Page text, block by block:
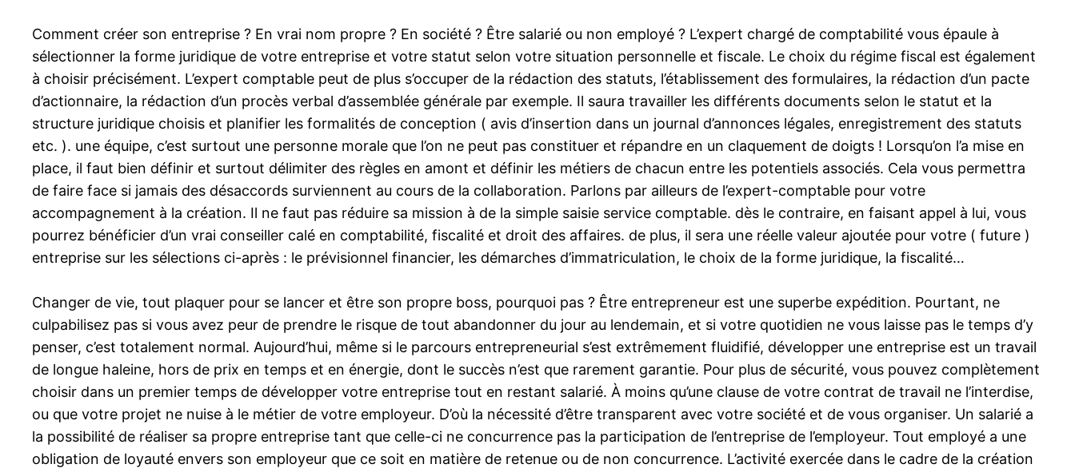
Comment créer son entreprise ? En vrai nom propre ? En société ? Être salarié ou non employé ? L’expert chargé de comptabilité vous épaule à
sélectionner la forme juridique de votre entreprise et votre statut selon votre situation personnelle et fiscale. Le choix du régime fiscal est également
à choisir précisément. L’expert comptable peut de plus s’occuper de la rédaction des statuts, l’établissement des formulaires, la rédaction d’un pacte
d’actionnaire, la rédaction d’un procès verbal d’assemblée générale par exemple. Il saura travailler les différents documents selon le statut et la
structure juridique choisis et planifier les formalités de conception ( avis d’insertion dans un journal d’annonces légales, enregistrement des statuts
etc. ). une équipe, c’est surtout une personne morale que l’on ne peut pas constituer et répandre en un claquement de doigts ! Lorsqu’on l’a mise en
place, il faut bien définir et surtout délimiter des règles en amont et définir les métiers de chacun entre les potentiels associés. Cela vous permettra
de faire face si jamais des désaccords surviennent au cours de la collaboration. Parlons par ailleurs de l’expert-comptable pour votre
accompagnement à la création. Il ne faut pas réduire sa mission à de la simple saisie service comptable. dès le contraire, en faisant appel à lui, vous
pourrez bénéficier d’un vrai conseiller calé en comptabilité, fiscalité et droit des affaires. de plus, il sera une réelle valeur ajoutée pour votre ( future )
entreprise sur les sélections ci-après : le prévisionnel financier, les démarches d’immatriculation, le choix de la forme juridique, la fiscalité…
Changer de vie, tout plaquer pour se lancer et être son propre boss, pourquoi pas ? Être entrepreneur est une superbe expédition. Pourtant, ne
culpabilisez pas si vous avez peur de prendre le risque de tout abandonner du jour au lendemain, et si votre quotidien ne vous laisse pas le temps d’y
penser, c’est totalement normal. Aujourd’hui, même si le parcours entrepreneurial s’est extrêmement fluidifié, développer une entreprise est un travail
de longue haleine, hors de prix en temps et en énergie, dont le succès n’est que rarement garantie. Pour plus de sécurité, vous pouvez complètement
choisir dans un premier temps de développer votre entreprise tout en restant salarié. À moins qu’une clause de votre contrat de travail ne l’interdise,
ou que votre projet ne nuise à le métier de votre employeur. D’où la nécessité d’être transparent avec votre société et de vous organiser. Un salarié a
la possibilité de réaliser sa propre entreprise tant que celle-ci ne concurrence pas la participation de l’entreprise de l’employeur. Tout employé a une
obligation de loyauté envers son employeur que ce soit en matière de retenue ou de non concurrence. L’activité exercée dans le cadre de la création